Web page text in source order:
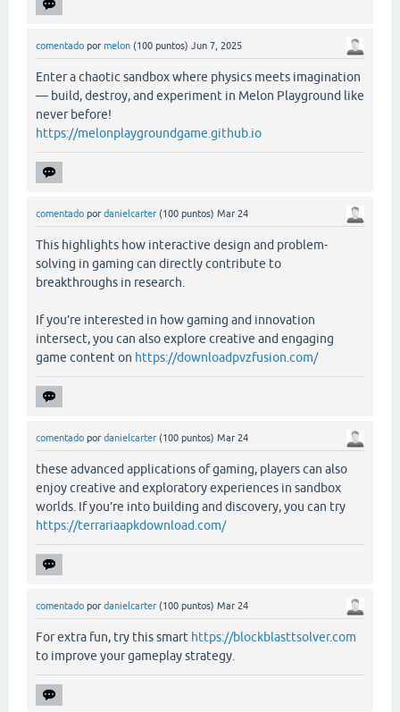
comentado por melon (100 puntos) Jun 7, 2025
Enter a chaotic sandbox where physics meets imagination
— build, destroy, and experiment in Melon Playground like
never before!
https://melonplaygroundgame.github.io
comentado por danielcarter (100 puntos) Mar 24
This highlights how interactive design and problem-
solving in gaming can directly contribute to
breakthroughs in research.
If you’re interested in how gaming and innovation
intersect, you can also explore creative and engaging
game content on https://downloadpvzfusion.com/
comentado por danielcarter (100 puntos) Mar 24
these advanced applications of gaming, players can also
enjoy creative and exploratory experiences in sandbox
worlds. If you’re into building and discovery, you can try
https://terrariaapkdownload.com/
comentado por danielcarter (100 puntos) Mar 24
For extra fun, try this smart https://blockblasttsolver.com
to improve your gameplay strategy.